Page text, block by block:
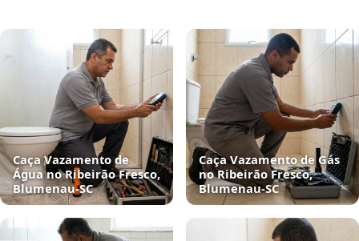
Caça Vazamento de
Água no Ribeirão Fresco,
Blumenau‑SC
Caça Vazamento de Gás
no Ribeirão Fresco,
Blumenau‑SC